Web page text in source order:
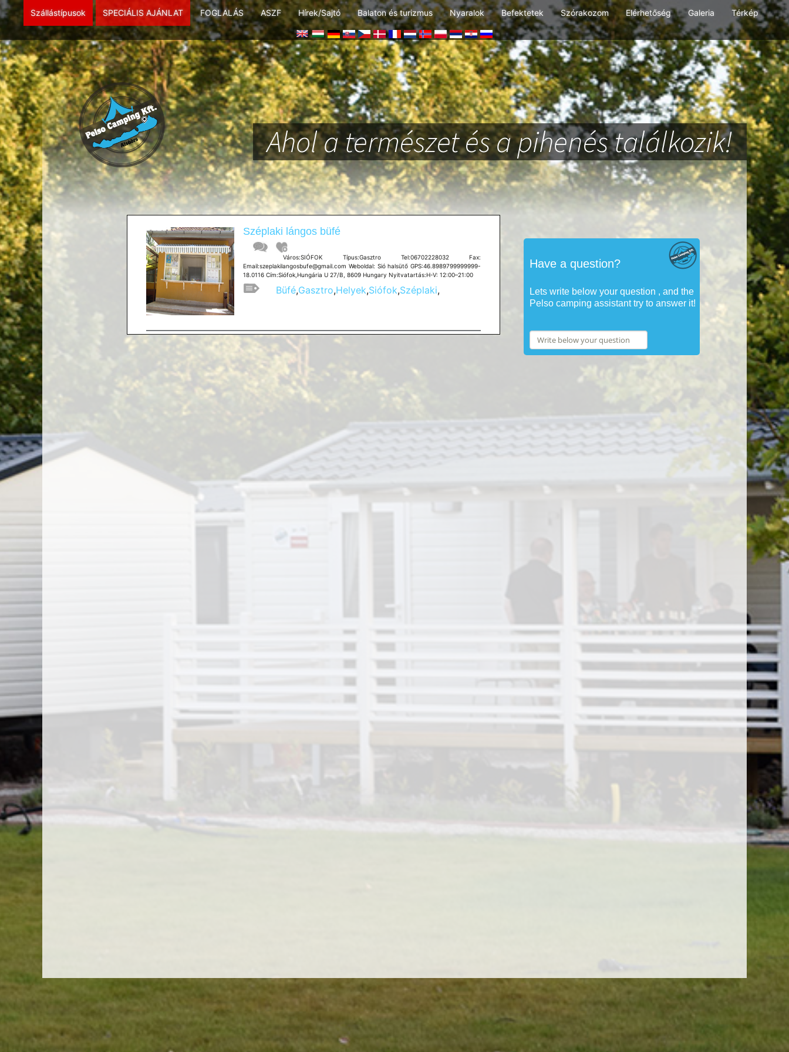
Szállástípusok SPECIÁLIS AJÁNLAT FOGLALÁS ASZF Hírek/Sajtó Balaton és turizmus Nyaralok Befektetek Szórakozom Elérhetőség Galeria Térkép
Ahol a természet és a pihenés találkozik!
Széplaki lángos büfé
Város:SIÓFOK Típus:Gasztro Tel:06702228032 Fax:
Email:szeplakilangosbufe@gmail.com Weboldal: Sió halsütő GPS:46.8989799999999-
18.0116 Cím:Siófok,Hungária U 27/B, 8609 Hungary Nyitvatartás:H-V: 12:00–21:00
Büfé,Gasztro,Helyek,Siófok,Széplaki,
Have a question?
Lets write below your question , and the
Pelso camping assistant try to answer it!